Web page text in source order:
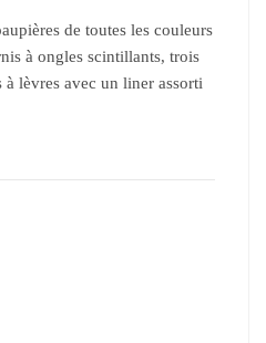
de toutes les couleurs
à ongles scintillants, trois
lèvres avec un liner assorti